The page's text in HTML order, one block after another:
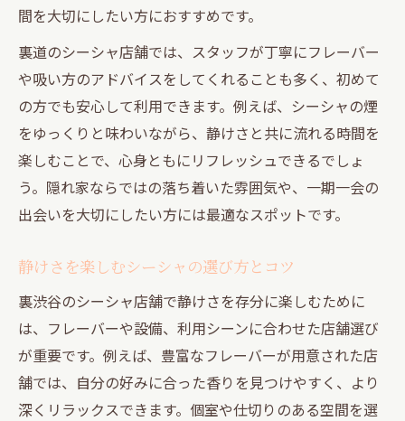
間を大切にしたい方におすすめです。
裏道のシーシャ店舗では、スタッフが丁寧にフレーバー
や吸い方のアドバイスをしてくれることも多く、初めて
の方でも安心して利用できます。例えば、シーシャの煙
をゆっくりと味わいながら、静けさと共に流れる時間を
楽しむことで、心身ともにリフレッシュできるでしょ
う。隠れ家ならではの落ち着いた雰囲気や、一期一会の
出会いを大切にしたい方には最適なスポットです。
静けさを楽しむシーシャの選び方とコツ
裏渋谷のシーシャ店舗で静けさを存分に楽しむために
は、フレーバーや設備、利用シーンに合わせた店舗選び
が重要です。例えば、豊富なフレーバーが用意された店
舗では、自分の好みに合った香りを見つけやすく、より
深くリラックスできます。個室や仕切りのある空間を選